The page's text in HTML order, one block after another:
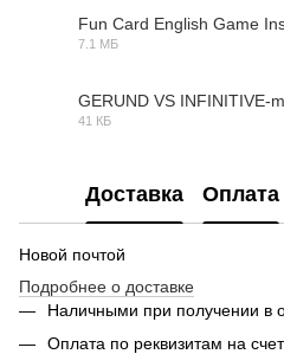
Fun Card English Game
7.1 МБ
GERUND VS INFINITIVE-
41 КБ
Доставка Оплата
Новой почтой
Подробнее о доставке
Наличными при получении в
Оплата по реквизитам на